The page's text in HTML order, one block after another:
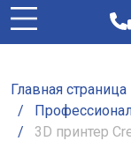
Главная страница
/
/
3D принтер